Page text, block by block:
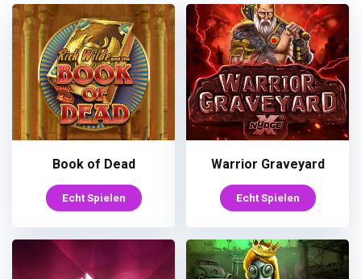
Book of Dead
Echt Spielen
Warrior Graveyard
Echt Spielen